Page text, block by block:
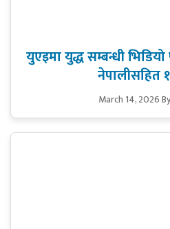
युएइमा युद्ध सम्बन्धी
नेपालीसहित
March 14, 2026